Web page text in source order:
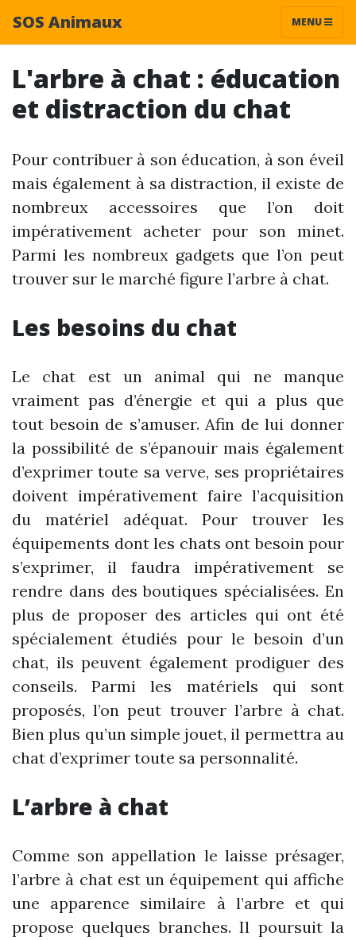
SOS Animaux MENU
L'arbre à chat : éducation
et distraction du chat
Pour contribuer à son éducation, à son éveil
mais également à sa distraction, il existe de
nombreux accessoires que l’on doit
impérativement acheter pour son minet.
Parmi les nombreux gadgets que l’on peut
trouver sur le marché figure l’arbre à chat.
Les besoins du chat
Le chat est un animal qui ne manque
vraiment pas d’énergie et qui a plus que
tout besoin de s’amuser. Afin de lui donner
la possibilité de s’épanouir mais également
d’exprimer toute sa verve, ses propriétaires
doivent impérativement faire l’acquisition
du matériel adéquat. Pour trouver les
équipements dont les chats ont besoin pour
s’exprimer, il faudra impérativement se
rendre dans des boutiques spécialisées. En
plus de proposer des articles qui ont été
spécialement étudiés pour le besoin d’un
chat, ils peuvent également prodiguer des
conseils. Parmi les matériels qui sont
proposés, l’on peut trouver l’arbre à chat.
Bien plus qu’un simple jouet, il permettra au
chat d’exprimer toute sa personnalité.
L’arbre à chat
Comme son appellation le laisse présager,
l’arbre à chat est un équipement qui affiche
une apparence similaire à l’arbre et qui
propose quelques branches. Il poursuit la